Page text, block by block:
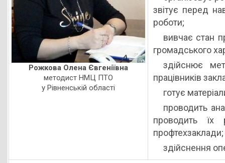
Рожкова Олена Євгеніївна
методист НМЦ ПТО
у Рівненській області
звітує перед
роботи;
вивчає стан
громадського
здійснює
працівників
готує
проводить
проводить їх
профтехзаклади;
здійснення